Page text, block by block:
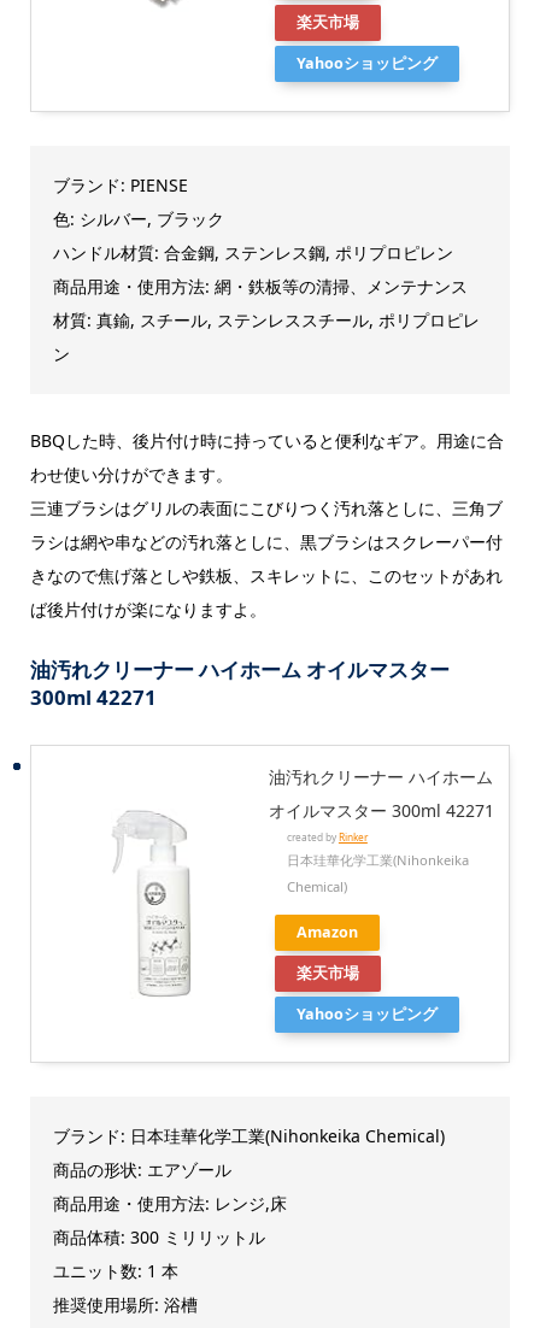
楽天市場
Yahooショッピング
ブランド: PIENSE
色: シルバー, ブラック
ハンドル材質: 合金鋼, ステンレス鋼, ポリプロピレン
商品用途・使用方法: 網・鉄板等の清掃、メンテナンス
材質: 真鍮, スチール, ステンレススチール, ポリプロピレ
ン
BBQした時、後片付け時に持っていると便利なギア。用途に合
わせ使い分けができます。
三連ブラシはグリルの表面にこびりつく汚れ落としに、三角ブ
ラシは網や串などの汚れ落としに、黒ブラシはスクレーパー付
きなので焦げ落としや鉄板、スキレットに、このセットがあれ
ば後片付けが楽になりますよ。
油汚れクリーナー ハイホーム オイルマスター
300ml 42271
油汚れクリーナー ハイホーム
オイルマスター 300ml 42271
created byRinker
日本珪華化学工業(Nihonkeika
Chemical)
Amazon
楽天市場
Yahooショッピング
ブランド: 日本珪華化学工業(Nihonkeika Chemical)
商品の形状: エアゾール
商品用途・使用方法: レンジ,床
商品体積: 300 ミリリットル
ユニット数: 1 本
推奨使用場所: 浴槽